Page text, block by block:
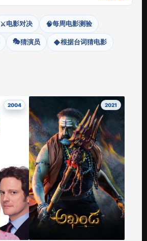
⚔️电影对决 🧠每周电影测验
🎭猜演员 ◆根据台词猜电影
2004 2021